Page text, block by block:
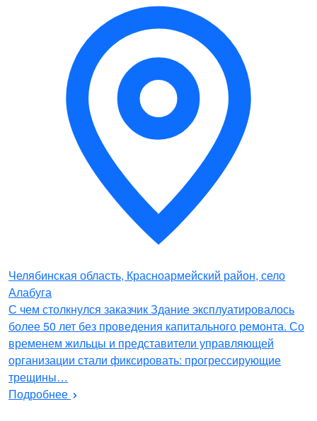
Челябинская область, Красноармейский район, село
Алабуга
С чем столкнулся заказчик Здание эксплуатировалось
более 50 лет без проведения капитального ремонта. Со
временем жильцы и представители управляющей
организации стали фиксировать: прогрессирующие
трещины…
Подробнее